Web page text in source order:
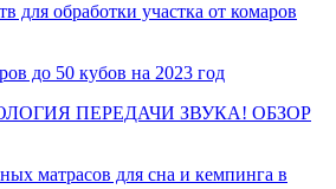
для обработки участка от комаров
до 50 кубов на 2023 год
ПЕРЕДАЧИ ЗВУКА! ОБЗОР
матрасов для сна и кемпинга в